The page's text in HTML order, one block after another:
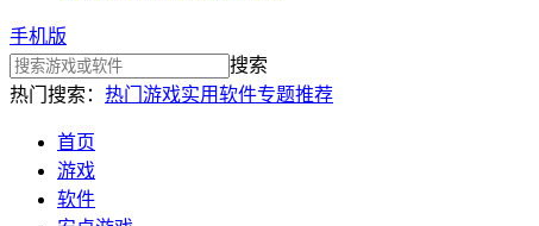
手机版
搜索
热门搜索： 热门游戏实用软件专题推荐
首页
游戏
软件